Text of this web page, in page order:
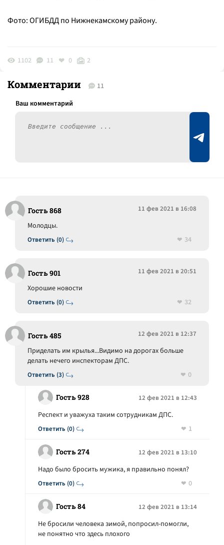
Фото: ОГИБДД по Нижнекамскому району.
1102 11 0 2
Комментарии 11
Гость 868 11 фев 2021 в 16:08
Ответить (0)
Молодцы.
34
Гость 901 11 фев 2021 в 20:51
Ответить (0)
Хорошие новости
32
Гость 485 12 фев 2021 в 12:37
Ответить (3)
Приделать им крылья...Видимо на дорогах больше
делать нечего инспекторам ДПС.
0
Гость 928 12 фев 2021 в 12:43
Ответить (0)
Респект и уважуха таким сотрудникам ДПС.
1
Гость 274 12 фев 2021 в 13:10
Ответить (0)
Надо было бросить мужика, я правильно понял?
0
Гость 84 12 фев 2021 в 13:14
Не бросили человека зимой, попросил-помогли,
не понятно что здесь плохого